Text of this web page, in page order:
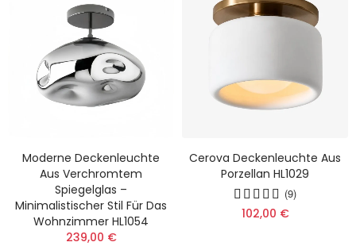
Moderne Deckenleuchte
Aus Verchromtem
Spiegelglas –
Minimalistischer Stil Für Das
Wohnzimmer HL1054
239,00 €
Cerova Deckenleuchte Aus
Porzellan HL1029
(9)
102,00 €